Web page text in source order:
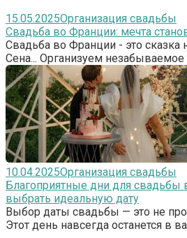
15.05.2025Организация свадьбы
Свадьба во Франции: мечта
Свадьба во Франции - это сказка
Сена... Организуем
10.04.2025Организация свадьбы
Благоприятные дни для свадьбы
выбрать идеальную дату
Выбор даты свадьбы — это не
Этот день навсегда останется в